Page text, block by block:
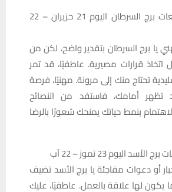
حظك اليوم وتوقعات برج السرطان اليوم 21 حزيران – 22
يا برج السرطان بتقدير واضح، لكن من
اتخاذ قرارات مصيرية. عاطفيًا، قد تمر
تحتاج منك إلى مرونة. مهنيًا، فرصة
أمامك، فاستفد من النصائح
بنمط حياتك يمنحك شعورًا بالرضا
اليوم 23 تموز – 22 آب
أو دعوات مفاجئة يا برج الأسد تضيف
يكون لها علاقة بالعمل. عاطفيًا، عليك